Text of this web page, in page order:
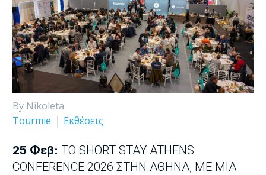
By Nikoleta
Tourmie
Εκθέσεις
25 Φεβ: ΤΟ SHORT STAY ATHENS
CONFERENCE 2026 ΣΤΗΝ ΑΘΉΝΑ, ΜΕ ΜΊΑ